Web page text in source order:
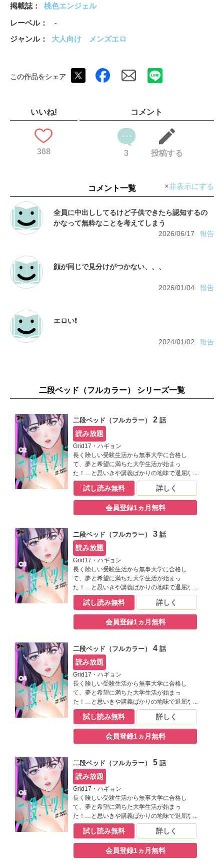
掲載誌
桃色エンジェル
レーベル
-
ジャンル 大人向け メンズエロ
この作品をシェア
いいね!
368
コメント
3 投稿する
コメント一覧 非表示にする
全員に中出ししてるけど子供できたら認知するの
2026/06/17
報告
2026/01/04 報告
2024/01/02 報告
二段ベッド（フルカラー） シリーズ一覧
二段ベッド（フルカラー）2話
読み放題
Grid17・ハギョン
長く険しい受験生活から無事大学に合格し
て、夢と希望に満ちた大学生活が始まっ
た！…と思いきや講義ばかりの地味で退屈な
日々にうんざりしていた良也。そんなある
日、同じ学科の結美に飲み会に誘われたこと
がきっかけで、二人の仲は急接近！ もっと結
美と一緒に過ごすために一人暮らしを決意す
試し読み無料 詳しく
会員登録1ヵ月無料
二段ベッド（フルカラー）3話
読み放題
Grid17・ハギョン
長く険しい受験生活から無事大学に合格し
て、夢と希望に満ちた大学生活が始まっ
た！…と思いきや講義ばかりの地味で退屈な
日々にうんざりしていた良也。そんなある
日、同じ学科の結美に飲み会に誘われたこと
がきっかけで、二人の仲は急接近！ もっと結
美と一緒に過ごすために一人暮らしを決意す
試し読み無料 詳しく
会員登録1ヵ月無料
二段ベッド（フルカラー）4話
読み放題
Grid17・ハギョン
長く険しい受験生活から無事大学に合格し
て、夢と希望に満ちた大学生活が始まっ
た！…と思いきや講義ばかりの地味で退屈な
日々にうんざりしていた良也。そんなある
日、同じ学科の結美に飲み会に誘われたこと
がきっかけで、二人の仲は急接近！ もっと結
美と一緒に過ごすために一人暮らしを決意す
試し読み無料 詳しく
会員登録1ヵ月無料
二段ベッド（フルカラー）5話
読み放題
Grid17・ハギョン
長く険しい受験生活から無事大学に合格し
て、夢と希望に満ちた大学生活が始まっ
た！…と思いきや講義ばかりの地味で退屈な
日々にうんざりしていた良也。そんなある
日、同じ学科の結美に飲み会に誘われたこと
がきっかけで、二人の仲は急接近！ もっと結
美と一緒に過ごすために一人暮らしを決意す
試し読み無料 詳しく
会員登録1ヵ月無料